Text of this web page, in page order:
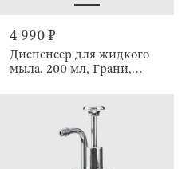
4 990 ₽
Диспенсер для жидкого
мыла, 200 мл, Грани,